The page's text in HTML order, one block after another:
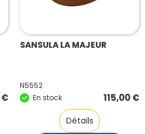
€
SANSULA LA MAJEUR
N5552
En stock
115,00€
Détails